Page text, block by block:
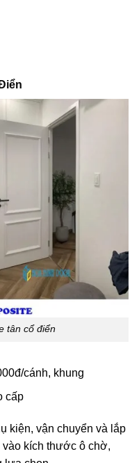
tân cổ điển
cánh, khung
cấp
kiện, vận chuyển và lắp
vào kích thước ô chờ,